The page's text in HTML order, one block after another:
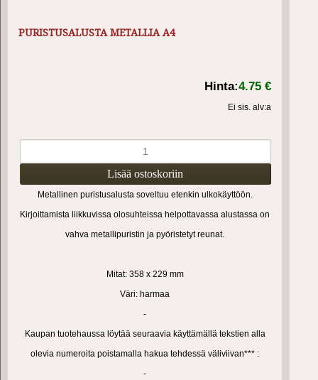
PURISTUSALUSTA METALLIA A4
Hinta:4.75 €
Ei sis. alv:a
Metallinen puristusalusta soveltuu etenkin ulkokäyttöön.
Kirjoittamista liikkuvissa olosuhteissa helpottavassa alustassa on
vahva metallipuristin ja pyöristetyt reunat.
Mitat: 358 x 229 mm
Väri: harmaa
-
Kaupan tuotehaussa löytää seuraavia käyttämällä tekstien alla
olevia numeroita poistamalla hakua tehdessä väliviivan*** :
-